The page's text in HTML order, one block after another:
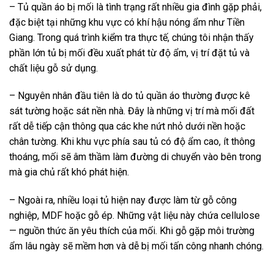
– Tủ quần áo bị mối là tình trạng rất nhiều gia đình gặp phải,
đặc biệt tại những khu vực có khí hậu nóng ẩm như Tiền
Giang. Trong quá trình kiểm tra thực tế, chúng tôi nhận thấy
phần lớn tủ bị mối đều xuất phát từ độ ẩm, vị trí đặt tủ và
chất liệu gỗ sử dụng.
– Nguyên nhân đầu tiên là do tủ quần áo thường được kê
sát tường hoặc sát nền nhà. Đây là những vị trí mà mối đất
rất dễ tiếp cận thông qua các khe nứt nhỏ dưới nền hoặc
chân tường. Khi khu vực phía sau tủ có độ ẩm cao, ít thông
thoáng, mối sẽ âm thầm làm đường di chuyển vào bên trong
mà gia chủ rất khó phát hiện.
– Ngoài ra, nhiều loại tủ hiện nay được làm từ gỗ công
nghiệp, MDF hoặc gỗ ép. Những vật liệu này chứa cellulose
— nguồn thức ăn yêu thích của mối. Khi gỗ gặp môi trường
ẩm lâu ngày sẽ mềm hơn và dễ bị mối tấn công nhanh chóng.